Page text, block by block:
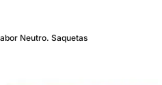
Neutro. Saquetas